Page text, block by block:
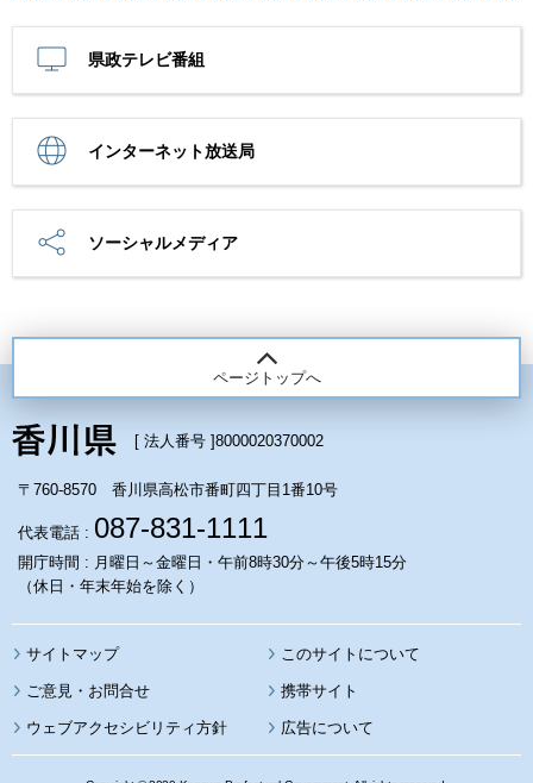
県政テレビ番組
インターネット放送局
ソーシャルメディア
ページトップへ
[ 法人番号 ]8000020370002
〒760-8570 香川県高松市番町四丁目1番10号
代表電話 : 087-831-1111
開庁時間 : 月曜日～金曜日・午前8時30分～午後5時15分
（休日・年末年始を除く）
サイトマップ このサイトについて
携帯サイト
ウェブアクセシビリティ方針 広告について